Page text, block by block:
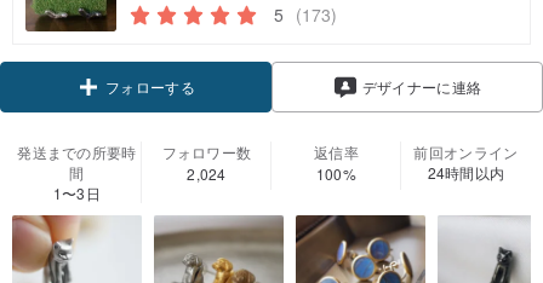
5 (173)
クーポン取得
フォローする デザイナーに連絡
発送までの所要時
間
1〜3日
フォロワー数
2,024
返信率
100%
前回オンライン
24時間以内